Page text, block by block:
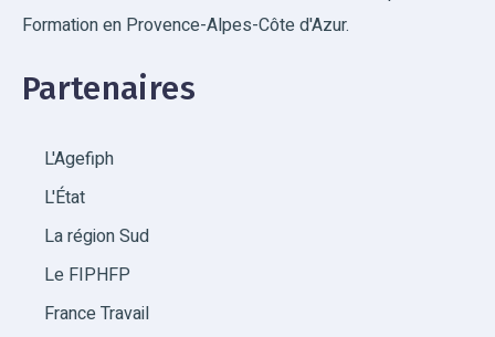
Formation en Provence-Alpes-Côte d'Azur.
Partenaires
L'Agefiph
L'État
La région Sud
Le FIPHFP
France Travail